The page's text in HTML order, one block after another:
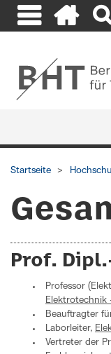
Startseite
Prof.
Professor
Elektrotechnik
Beauftragter
Laborleiter,
Vertreter der